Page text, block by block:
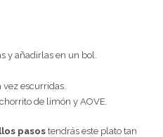
y añadirlas en un bol.
escurridas.
de limón y AOVE.
pasos tendrás este plato tan